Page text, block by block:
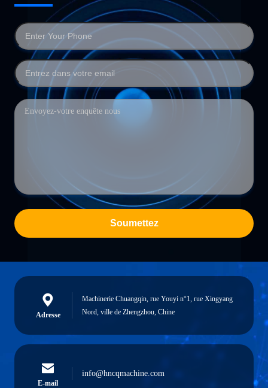
Soumettez
Adresse
Machinerie Chuangqin, rue Youyi n°1, rue Xingyang
Nord, ville de Zhengzhou, Chine
E-mail
info@hncqmachine.com